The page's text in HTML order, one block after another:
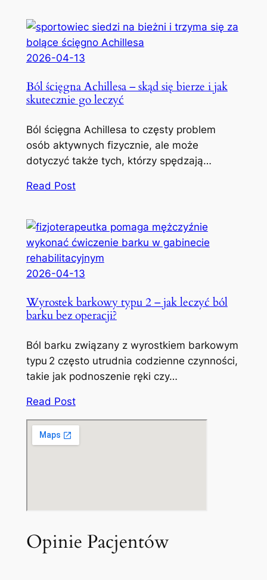
2026-04-13
Ból ścięgna Achillesa – skąd się bierze i jak
skutecznie go leczyć
Ból ścięgna Achillesa to częsty problem
osób aktywnych fizycznie, ale może
dotyczyć także tych, którzy spędzają…
Read Post
2026-04-13
Wyrostek barkowy typu 2 – jak leczyć ból
barku bez operacji?
Ból barku związany z wyrostkiem barkowym
typu 2 często utrudnia codzienne czynności,
takie jak podnoszenie ręki czy…
Read Post
Opinie Pacjentów